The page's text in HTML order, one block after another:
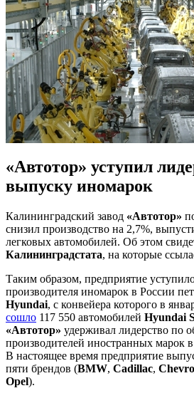
«Автотор» уступил
выпуску иномарок
Калининградский завод «Автотор»
снизил производство на 2,7%,
легковых автомобилей. Об этом
Калининградстата, на которые
Таким образом, предприятие
производителя иномарок в России
Hyundai, с конвейера которого в
сошло 117 550 автомобилей Hyundai
«Автотор» удерживал лидерство по
производителей иностранных марок
В настоящее время предприятие
пяти брендов (BMW, Cadillac,
Opel).